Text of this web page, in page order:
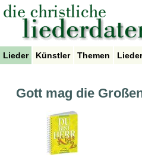
Lieder Künstler Themen
Gott mag die